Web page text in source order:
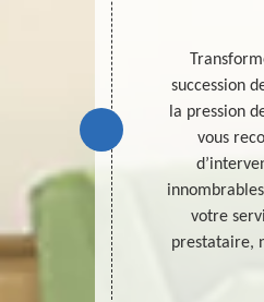
d’agir, nous
le
succession
la pression
vous
votre
prestataire,